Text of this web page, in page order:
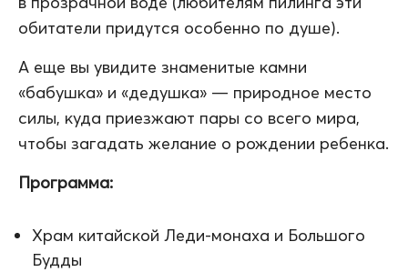
обитатели придутся особенно по душе).
А еще вы увидите знаменитые камни
«бабушка» и «дедушка» — природное место
силы, куда приезжают пары со всего мира,
чтобы загадать желание о рождении ребенка.
Программа:
Храм китайской Леди-монаха и Большого
Будды